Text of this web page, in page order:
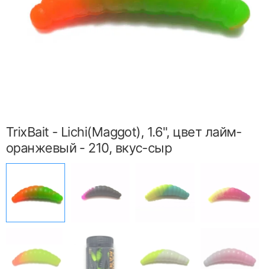
TrixBait - Lichi(Maggot), 1.6", цвет лайм-
оранжевый - 210, вкус-сыр